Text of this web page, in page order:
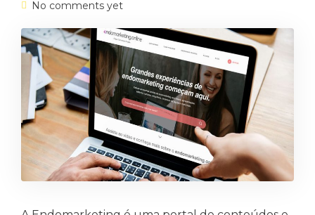
No comments yet